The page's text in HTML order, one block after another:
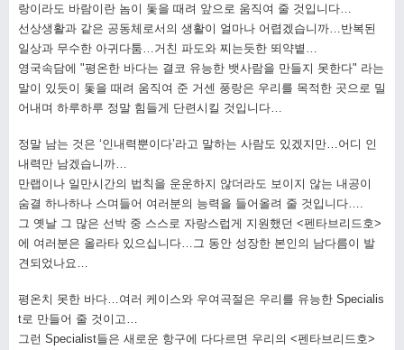
랑이라도 바람이란 놈이 돛을 때려 앞으로 움직여 줄 것입니다…
선상생활과 같은 공동체로서의 생활이 얼마나 어렵겠습니까…반복된
일상과 무수한 아귀다툼…거친 파도와 찌는듯한 뙤약볕…
영국속담에 "평온한 바다는 결코 유능한 뱃사람을 만들지 못한다" 라는
말이 있듯이 돛을 때려 움직여 준 거센 풍랑은 우리를 목적한 곳으로 밀
어내며 하루하루 정말 힘들게 단련시킬 것입니다…
정말 남는 것은 ‘인내력뿐이다’라고 말하는 사람도 있겠지만…어디 인
내력만 남겠습니까…
만랩이나 일만시간의 법칙을 운운하지 않더라도 보이지 않는 내공이
숨결 하나하나 스며들어 여러분의 능력을 들어올려 줄 것입니다….
그 옛날 그 많은 선박 중 스스로 자랑스럽게 지원했던 <펜타브리드호>
에 여러분은 올라타 있으십니다…그 동안 성장한 본인의 남다름이 발
견되었나요…
평온치 못한 바다…여러 케이스와 우여곡절은 우리를 유능한 Specialis
t로 만들어 줄 것이고…
그런 Specialist들은 새로운 항구에 다다르면 우리의 <펜타브리드호>